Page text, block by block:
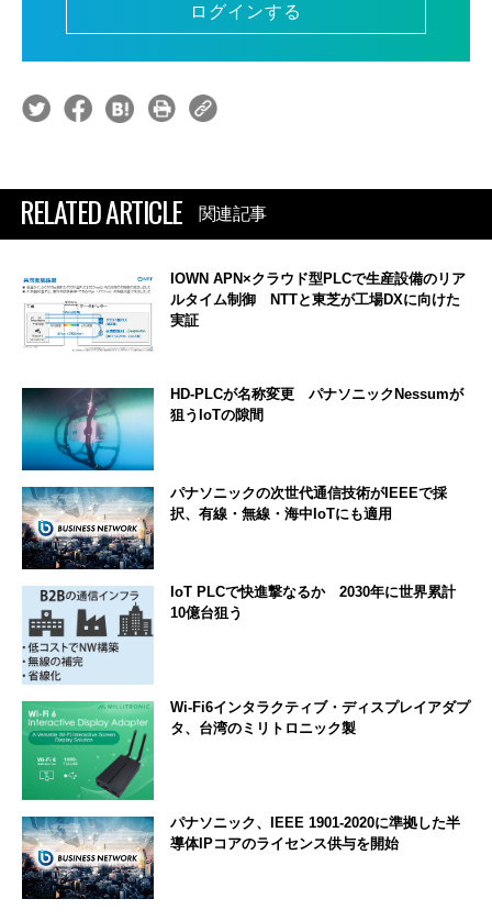
ログインする
RELATED ARTICLE 関連記事
IOWN APN×クラウド型PLCで生産設備のリア
ルタイム制御 NTTと東芝が工場DXに向けた
実証
HD-PLCが名称変更 パナソニックNessumが
狙うIoTの隙間
パナソニックの次世代通信技術がIEEEで採
択、有線・無線・海中IoTにも適用
IoT PLCで快進撃なるか 2030年に世界累計
10億台狙う
Wi-Fi6インタラクティブ・ディスプレイアダプ
タ、台湾のミリトロニック製
パナソニック、IEEE 1901-2020に準拠した半
導体IPコアのライセンス供与を開始